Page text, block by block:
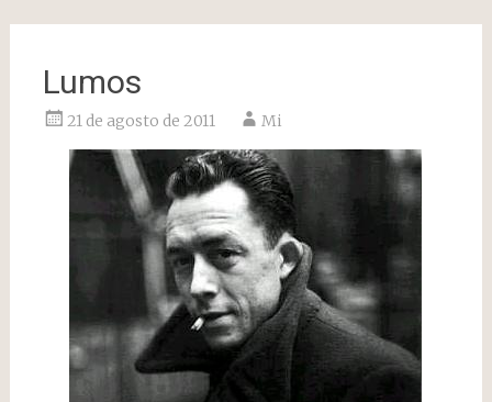
Lumos
21 de agosto de 2011 Mi